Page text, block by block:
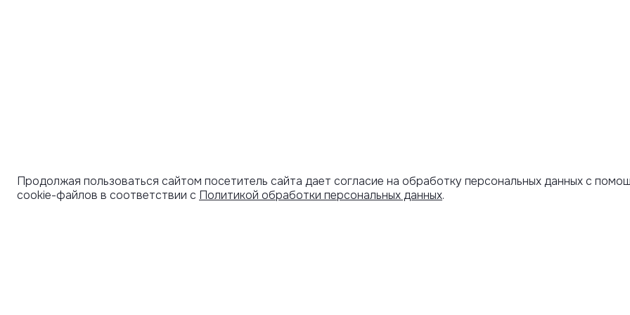
Продолжая пользоваться сайтом посетитель сайта дает согласие на обработку персональных данных с
cookie-файлов в соответствии с Политикой обработки персональных данных.